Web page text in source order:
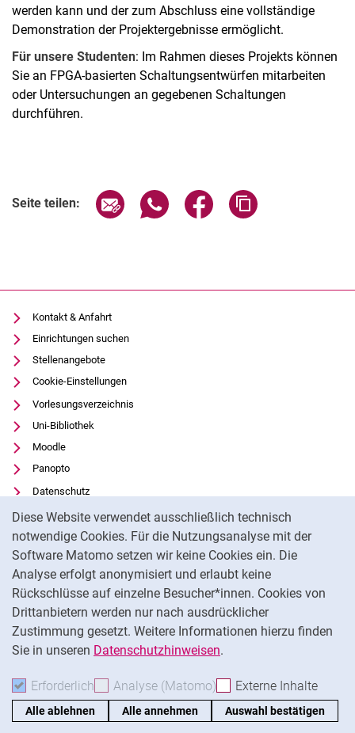
Diese Website verwendet ausschließlich technisch
notwendige Cookies. Für die Nutzungsanalyse mit der
Software Matomo setzen wir keine Cookies ein. Die
Analyse erfolgt anonymisiert und erlaubt keine
Rückschlüsse auf einzelne Besucher*innen. Cookies von
Drittanbietern werden nur nach ausdrücklicher
Zustimmung gesetzt. Weitere Informationen hierzu finden
Sie in unseren Datenschutzhinweisen.
Erforderlich Erforderliche Cookies akzeptieren
Analyse (Matomo) Analyse-Cookies
Externe Inhalte
Alle ablehnen Alle annehmen Auswahl bestätigen
werden kann und der zum Abschluss eine vollständige
Demonstration der Projektergebnisse ermöglicht.
Für unsere Studenten: Im Rahmen dieses Projekts können
Sie an FPGA-basierten Schaltungsentwürfen mitarbeiten
oder Untersuchungen an gegebenen Schaltungen
durchführen.
Seite teilen: Seite über E-Mail teilen
Seite über WhatsApp teilen
Seite über Facebook
Kontakt & Anfahrt
Einrichtungen suchen
Stellenangebote
Cookie-Einstellungen
Vorlesungsverzeichnis
Uni-Bibliothek
Moodle
Panopto
Datenschutz
Barrierefreiheit
Transparenter KI-Einsatz
Impressum
Externer Link: Universität Kassel auf
Facebook (öffnet neues Fenster)
Externer Link: Universität Kassel auf
Youtube(öffnet neues Fenster)
Externer Link: Universität Kassel auf
Instagram (öffnet neues Fenster)